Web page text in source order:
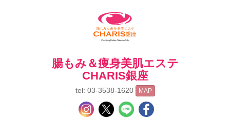
腸もみ＆痩身美肌エステ
CHARIS銀座
tel: 03-3538-1620 MAP